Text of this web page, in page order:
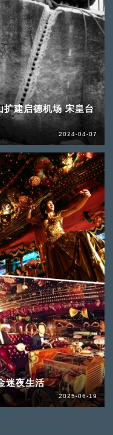
扩建启德机场 宋皇台
2024-04-07
迷夜生活
2025-06-19